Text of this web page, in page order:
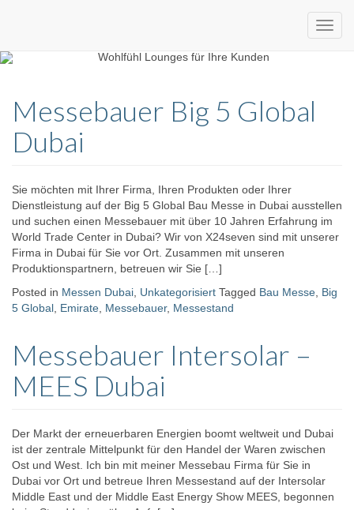
expo24seven
eventware
Messebauer Big 5 Global
Dubai
Sie möchten mit Ihrer Firma, Ihren Produkten oder Ihrer
Dienstleistung auf der Big 5 Global Bau Messe in Dubai ausstellen
und suchen einen Messebauer mit über 10 Jahren Erfahrung im
World Trade Center in Dubai? Wir von X24seven sind mit unserer
Firma in Dubai für Sie vor Ort. Zusammen mit unseren
Produktionspartnern, betreuen wir Sie […]
Posted in Messen Dubai Unkategorisiert Tagged Bau Messe Big
5 Global Emirate Messebauer, Messestand
Messebauer Intersolar –
MEES Dubai
Der Markt der erneuerbaren Energien boomt weltweit und Dubai
ist der zentrale Mittelpunkt für den Handel der Waren zwischen
Ost und West. Ich bin mit meiner Messebau Firma für Sie in
Dubai vor Ort und betreue Ihren Messestand auf der Intersolar
Middle East und der Middle East Energy Show MEES, begonnen